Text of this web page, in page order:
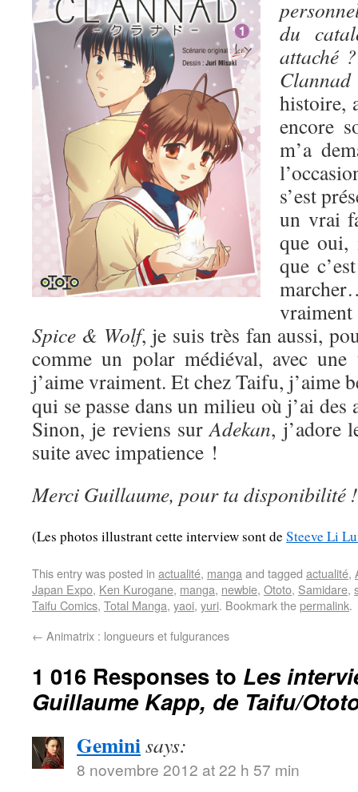
du
attaché ?
histoire,
encore
m’a
s’est
un vrai
que
que
Spice & Wolf, je suis très fan aussi,
comme un polar médiéval, avec une
j’aime vraiment. Et chez Taifu, j’aime
qui se passe dans un milieu où j’ai
Sinon, je reviens surAdekan, j’adore
suite avec impatience !
Merci Guillaume, pour ta disponibilité !
(Les photos illustrant cette interview sont de Steeve Li
This entry was posted in actualité, manga and tagged actualité,
Japan Expo, Ken Kurogane, manga, newbie, Ototo, Samidare,
Taifu Comics, Total Manga, yaoi, yuri. Bookmark thepermalink.
← Animatrix : longueurs et fulgurances
1 016 Responses to Les
Guillaume Kapp, de Taifu/
Geminisays:
8 novembre 2012 at 22 h 57 min